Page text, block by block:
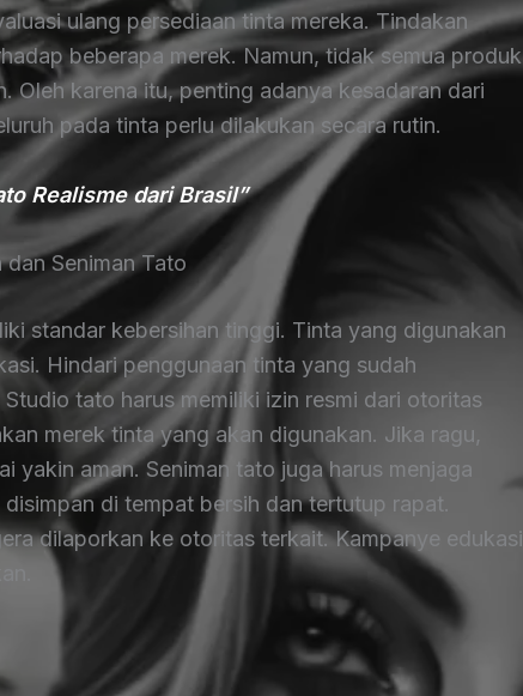
ulang persediaan tinta mereka. Tindakan
beberapa merek. Namun, tidak semua produk
Oleh karena itu, penting adanya kesadaran dari
pada tinta perlu dilakukan secara rutin.
Realisme dari Brasil”
Seniman Tato
standar kebersihan tinggi. Tinta yang digunakan
Hindari penggunaan tinta yang sudah
tato harus memiliki izin resmi dari otoritas
merek tinta yang akan digunakan. Jika ragu,
yakin aman. Seniman tato juga harus menjaga
di tempat bersih dan tertutup rapat.
dilaporkan ke otoritas terkait. Kampanye edukasi